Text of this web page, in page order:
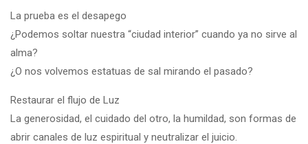
La prueba es el desapego
¿Podemos soltar nuestra “ciudad interior” cuando ya no sirve al
alma?
¿O nos volvemos estatuas de sal mirando el pasado?
Restaurar el flujo de Luz
La generosidad, el cuidado del otro, la humildad, son formas de
abrir canales de luz espiritual y neutralizar el juicio.